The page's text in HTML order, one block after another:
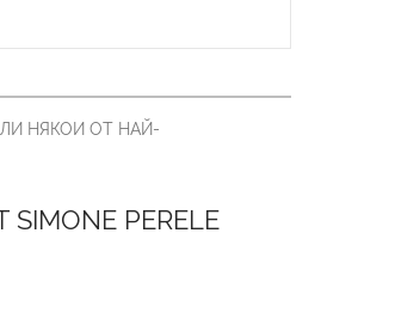
НЯКОИ ОТ НАЙ-
PERELE